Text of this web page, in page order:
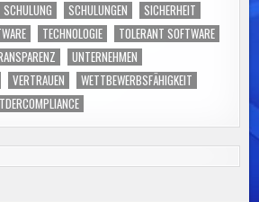
SCHULUNG SCHULUNGEN
SICHERHEIT
TECHNOLOGIE
TOLERANT SOFTWARE
UNTERNEHMEN
VERTRAUEN
WETTBEWERBSFÄHIGKEIT